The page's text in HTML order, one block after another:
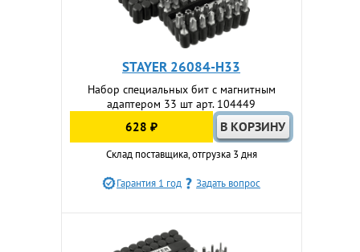
STAYER 26084-H33
Набор специальных бит с магнитным
адаптером 33 шт арт. 104449
628 ₽
Склад поставщика, отгрузка 3 дня
Гарантия 1 год Задать вопрос